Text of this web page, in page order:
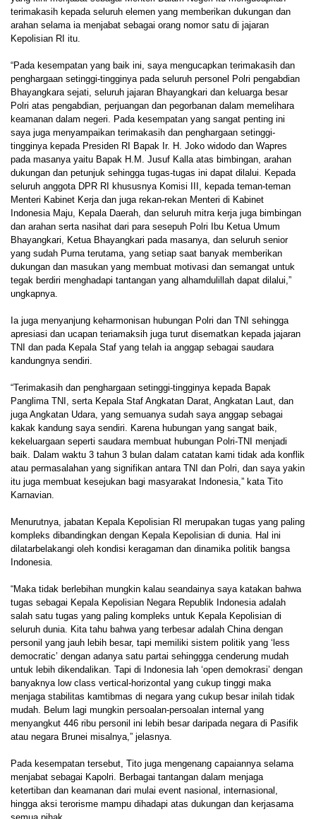
terimakasih kepada seluruh elemen yang memberikan dukungan dan
arahan selama ia menjabat sebagai orang nomor satu di jajaran
Kepolisian RI itu.
“Pada kesempatan yang baik ini, saya mengucapkan terimakasih dan
penghargaan setinggi-tingginya pada seluruh personel Polri pengabdian
Bhayangkara sejati, seluruh jajaran Bhayangkari dan keluarga besar
Polri atas pengabdian, perjuangan dan pegorbanan dalam memelihara
keamanan dalam negeri. Pada kesempatan yang sangat penting ini
saya juga menyampaikan terimakasih dan penghargaan setinggi-
tingginya kepada Presiden RI Bapak Ir. H. Joko widodo dan Wapres
pada masanya yaitu Bapak H.M. Jusuf Kalla atas bimbingan, arahan
dukungan dan petunjuk sehingga tugas-tugas ini dapat dilalui. Kepada
seluruh anggota DPR RI khususnya Komisi III, kepada teman-teman
Menteri Kabinet Kerja dan juga rekan-rekan Menteri di Kabinet
Indonesia Maju, Kepala Daerah, dan seluruh mitra kerja juga bimbingan
dan arahan serta nasihat dari para sesepuh Polri Ibu Ketua Umum
Bhayangkari, Ketua Bhayangkari pada masanya, dan seluruh senior
yang sudah Purna terutama, yang setiap saat banyak memberikan
dukungan dan masukan yang membuat motivasi dan semangat untuk
tegak berdiri menghadapi tantangan yang alhamdulillah dapat dilalui,”
ungkapnya.
Ia juga menyanjung keharmonisan hubungan Polri dan TNI sehingga
apresiasi dan ucapan teriamaksih juga turut disematkan kepada jajaran
TNI dan pada Kepala Staf yang telah ia anggap sebagai saudara
kandungnya sendiri.
“Terimakasih dan penghargaan setinggi-tingginya kepada Bapak
Panglima TNI, serta Kepala Staf Angkatan Darat, Angkatan Laut, dan
juga Angkatan Udara, yang semuanya sudah saya anggap sebagai
kakak kandung saya sendiri. Karena hubungan yang sangat baik,
kekeluargaan seperti saudara membuat hubungan Polri-TNI menjadi
baik. Dalam waktu 3 tahun 3 bulan dalam catatan kami tidak ada konflik
atau permasalahan yang signifikan antara TNI dan Polri, dan saya yakin
itu juga membuat kesejukan bagi masyarakat Indonesia,” kata Tito
Karnavian.
Menurutnya, jabatan Kepala Kepolisian RI merupakan tugas yang paling
kompleks dibandingkan dengan Kepala Kepolisian di dunia. Hal ini
dilatarbelakangi oleh kondisi keragaman dan dinamika politik bangsa
Indonesia.
“Maka tidak berlebihan mungkin kalau seandainya saya katakan bahwa
tugas sebagai Kepala Kepolisian Negara Republik Indonesia adalah
salah satu tugas yang paling kompleks untuk Kepala Kepolisian di
seluruh dunia. Kita tahu bahwa yang terbesar adalah China dengan
personil yang jauh lebih besar, tapi memiliki sistem politik yang ‘less
democratic’ dengan adanya satu partai sehinggga cenderung mudah
untuk lebih dikendalikan. Tapi di Indonesia lah ‘open demokrasi’ dengan
banyaknya low class vertical-horizontal yang cukup tinggi maka
menjaga stabilitas kamtibmas di negara yang cukup besar inilah tidak
mudah. Belum lagi mungkin persoalan-persoalan internal yang
menyangkut 446 ribu personil ini lebih besar daripada negara di Pasifik
atau negara Brunei misalnya,” jelasnya.
Pada kesempatan tersebut, Tito juga mengenang capaiannya selama
menjabat sebagai Kapolri. Berbagai tantangan dalam menjaga
ketertiban dan keamanan dari mulai event nasional, internasional,
hingga aksi terorisme mampu dihadapi atas dukungan dan kerjasama